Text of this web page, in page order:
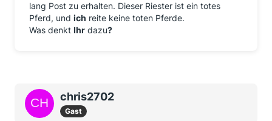
lang Post zu erhalten. Dieser Riester ist ein totes
Pferd, und ich reite keine toten Pferde.
Was denkt Ihr dazu?
chris2702
Gast